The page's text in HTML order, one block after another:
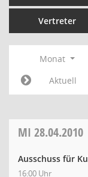
Vertreter
Monat
Aktuell
MI 28.04.2010
Ausschuss für
16:00 Uhr